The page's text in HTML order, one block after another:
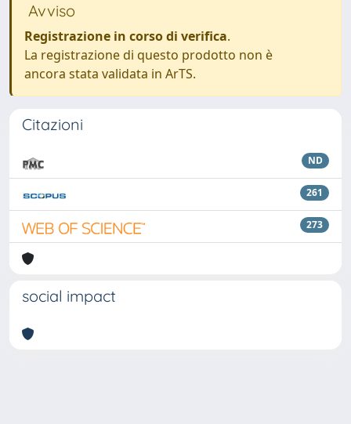
Avviso
Registrazione in corso di verifica.
La registrazione di questo prodotto non è
ancora stata validata in ArTS.
Citazioni
ND
261
273
social impact